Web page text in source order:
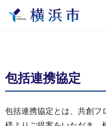
包括連携協定
包括連携協定とは、共創フ